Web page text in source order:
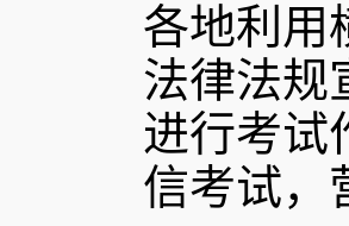
各地利用
法律法规
进行考试
信考试，